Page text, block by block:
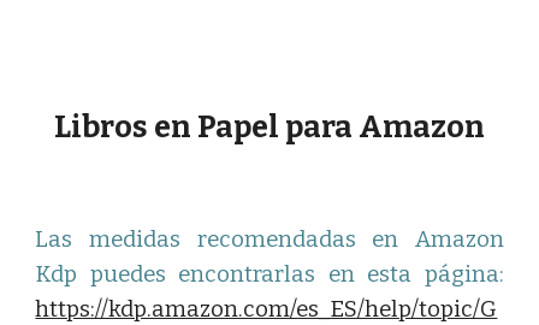
Libros en Papel para Amazon
Las medidas recomendadas en Amazon
Kdp puedes encontrarlas en esta página:
https://kdp.amazon.com/es_ES/help/topic/G